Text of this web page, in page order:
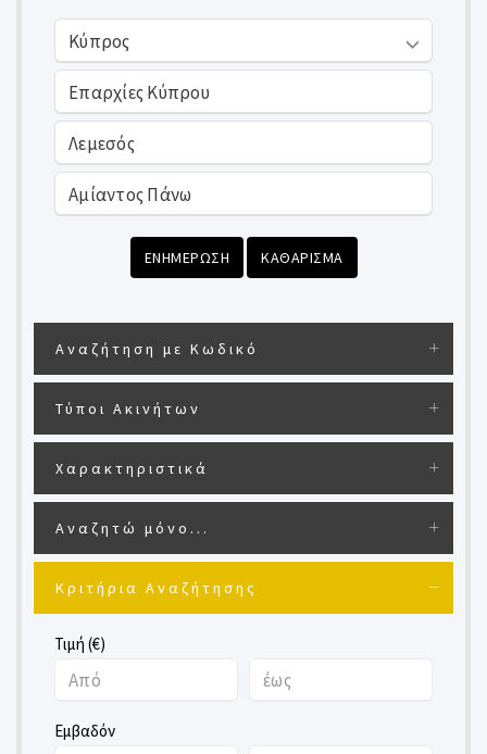
ΕΝΗΜΕΡΩΣΗ ΚΑΘΑΡΙΣΜΑ
Αναζήτηση με Κωδικό
Τύποι Ακινήτων
Χαρακτηριστικά
Αναζητώ μόνο...
Κριτήρια Αναζήτησης
Τιμή (€)
Εμβαδόν